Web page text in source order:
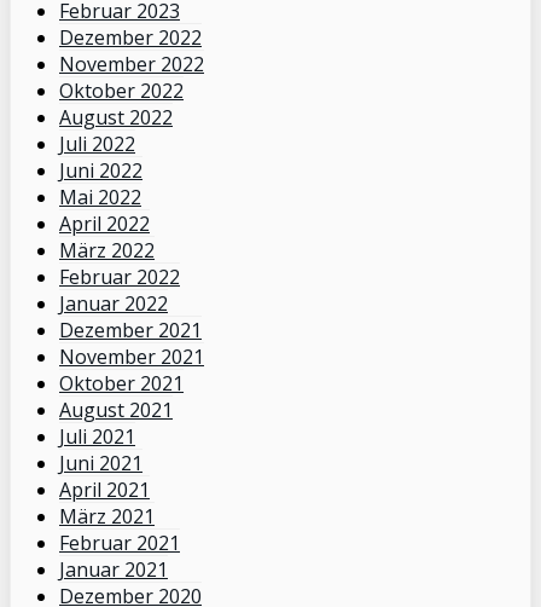
Februar 2023
Dezember 2022
November 2022
Oktober 2022
August 2022
Juli 2022
Juni 2022
Mai 2022
April 2022
März 2022
Februar 2022
Januar 2022
Dezember 2021
November 2021
Oktober 2021
August 2021
Juli 2021
Juni 2021
April 2021
März 2021
Februar 2021
Januar 2021
Dezember 2020